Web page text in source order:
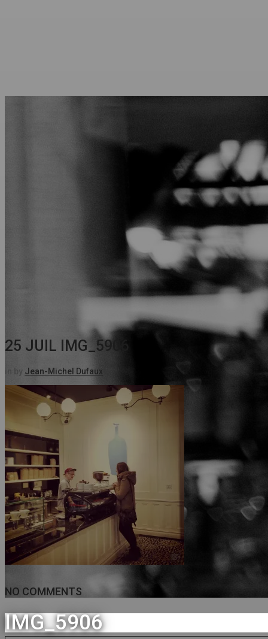
IMG_5906
25 JUIL IMG_5906
by Jean-Michel Dufaux
NO COMMENTS
Sorry, the comment form is closed at this time.